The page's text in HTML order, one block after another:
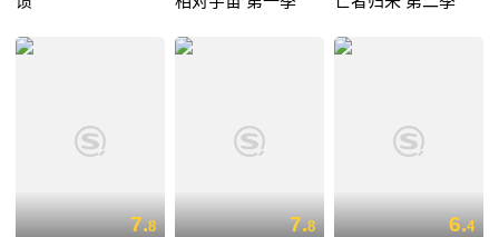
7.8 7.8 6.4